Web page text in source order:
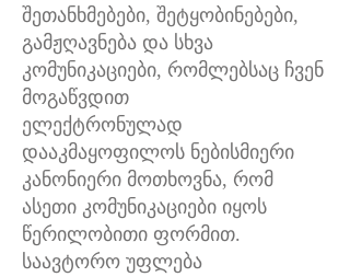
შეთანხმებები, შეტყობინებები,
გამჟღავნება და სხვა
კომუნიკაციები, რომლებსაც ჩვენ
მოგაწვდით
ელექტრონულად
დააკმაყოფილოს ნებისმიერი
კანონიერი მოთხოვნა, რომ
ასეთი კომუნიკაციები იყოს
წერილობითი ფორმით.
საავტორო უფლება